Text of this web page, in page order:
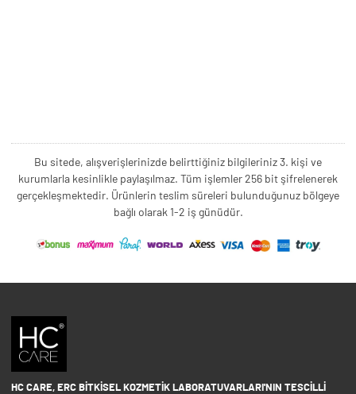
Bu sitede, alışverişlerinizde belirttiğiniz bilgileriniz 3. kişi ve
kurumlarla kesinlikle paylaşılmaz. Tüm işlemler 256 bit şifrelenerek
gerçekleşmektedir. Ürünlerin teslim süreleri bulunduğunuz bölgeye
bağlı olarak 1-2 iş günüdür.
HC CARE, ERC BITKISEL KOZMETIK LABORATUVARLARI'NIN TESCILLI